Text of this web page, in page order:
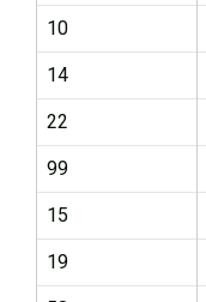
10
14
22
99
15
19